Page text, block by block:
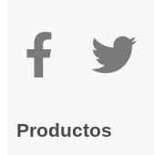
Productos